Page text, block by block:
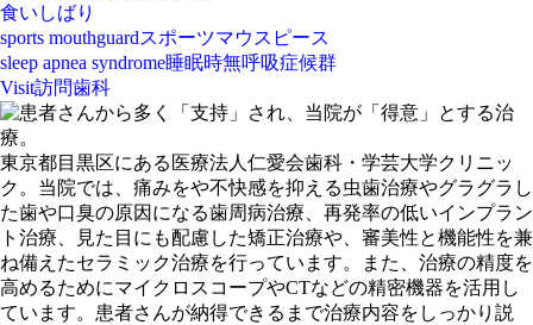
食いしばり
sports mouthguardスポーツマウスピース
sleep apnea syndrome睡眠時無呼吸症候群
Visit訪問歯科
東京都目黒区にある医療法人仁愛会歯科・学芸大学クリニッ
ク。当院では、痛みをや不快感を抑える虫歯治療やグラグラし
た歯や口臭の原因になる歯周病治療、再発率の低いインプラン
ト治療、見た目にも配慮した矯正治療や、審美性と機能性を兼
ね備えたセラミック治療を行っています。また、治療の精度を
高めるためにマイクロスコープやCTなどの精密機器を活用し
ています。患者さんが納得できるまで治療内容をしっかり説